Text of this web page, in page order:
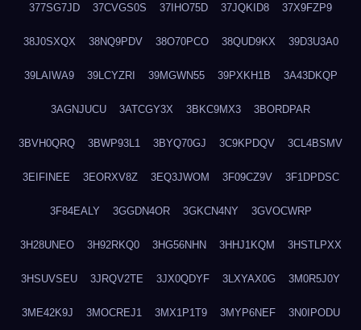
377SG7JD 37CVGS0S 37IHO75D 37JQKID8 37X9FZP9
38J0SXQX 38NQ9PDV 38O70PCO 38QUD9KX 39D3U3A0
39LAIWA9 39LCYZRI 39MGWN55 39PXKH1B 3A43DKQP
3AGNJUCU 3ATCGY3X 3BKC9MX3 3BORDPAR
3BVH0QRQ 3BWP93L1 3BYQ70GJ 3C9KPDQV 3CL4BSMV
3EIFINEE 3EORXV8Z 3EQ3JWOM 3F09CZ9V 3F1DPDSC
3F84EALY 3GGDN4OR 3GKCN4NY 3GVOCWRP
3H28UNEO 3H92RKQ0 3HG56NHN 3HHJ1KQM 3HSTLPXX
3HSUVSEU 3JRQV2TE 3JX0QDYF 3LXYAX0G 3M0R5J0Y
3ME42K9J 3MOCREJ1 3MX1P1T9 3MYP6NEF 3N0IPODU